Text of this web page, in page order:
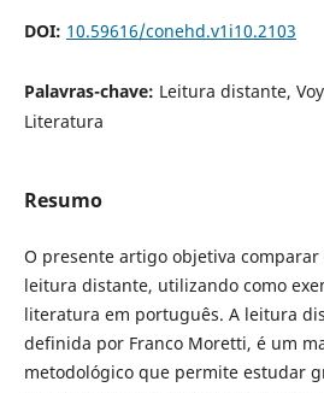
DOI: 10.59616/conehd.v1i10.2103
Palavras-chave: Leitura distante,
Literatura
Resumo
O presente artigo objetiva
leitura distante, utilizando como
literatura em português. A leitura
definida por Franco Moretti, é um
metodológico que permite estudar